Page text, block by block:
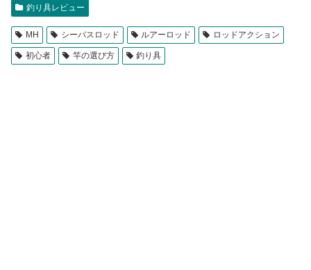
釣り具レビュー
MH シーバスロッド ルアーロッド ロッドアクション
初心者 竿の選び方 釣り具